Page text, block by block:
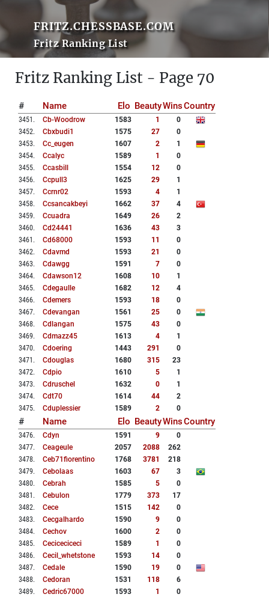
FRITZ.CHESSBASE.COM
Fritz Ranking List
Fritz Ranking List - Page 70
# Name Elo BeautyWinsCountry
3451 . Cb-Woodrow 1583 1
0
3452. Cbxbudi1 1575 27
0
3453. Cc_eugen 1607 2
1
3454. Ccalyc 1589 1
0
3455. Ccasbill 1554 12
0
3456. Ccpull3 1625 29
1
3457. Ccrnr02 1593 4
1
3458. Ccsancakbeyi 1662 37
4
3459. Ccuadra 1649 26
2
3460. Cd24441 1636 43
3
3461 . Cd68000 1593 11
0
3462. Cdavmd 1593 21
0
3463. Cdawgg 1591 7
0
3464. Cdawson12 1608 10
1
3465. Cdegaulle 1682 12
4
3466. Cdemers 1593 18
0
3467. Cdevangan 1561 25
0
3468. Cdlangan 1575 43
0
3469. Cdmazz45 1613 4
1
3470. Cdoering 1443 291
0
3471 . Cdouglas 1680 315
23
3472. Cdpio 1610 5
1
3473. Cdruschel 1632 0
1
3474. Cdt70 1614 44
2
3475. Cduplessier 1589 2 0
# Name Elo BeautyWinsCountry
3476. Cdyn 1591 9
0
3477. Ceageule 2057 2088
262
3478. Ceb71fiorentino 1768 3781
218
3479. Cebolaas 1603 67
3
3480. Cebrah 1585 5
0
3481 . Cebulon 1779 373
17
3482. Cece 1515 142
0
3483. Cecgalhardo 1590 9
0
3484. Cechov 1600 2
0
3485. Ceciceciceci 1589 1
0
3486. Cecil_whetstone 1593 14
0
3487. Cedale 1590 19
0
3488. Cedoran 1531 118
6
3489. Cedric67000 1593 1
0